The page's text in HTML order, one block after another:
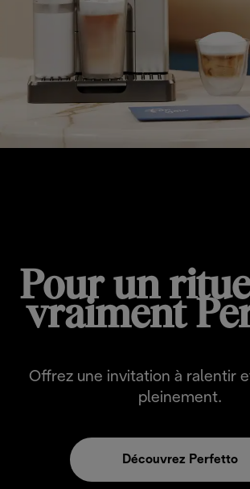
Pour un
vraiment
Offrez une invitation à ralentir
pleinement.
Découvrez Perfetto